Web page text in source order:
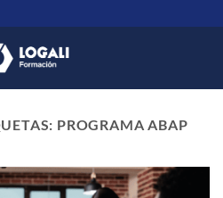
PROGRAMA ABAP